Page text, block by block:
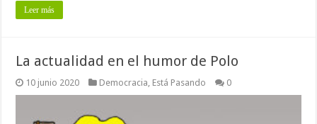
Leer más
La actualidad en el humor de Polo
10 junio 2020 Democracia, Está Pasando 0